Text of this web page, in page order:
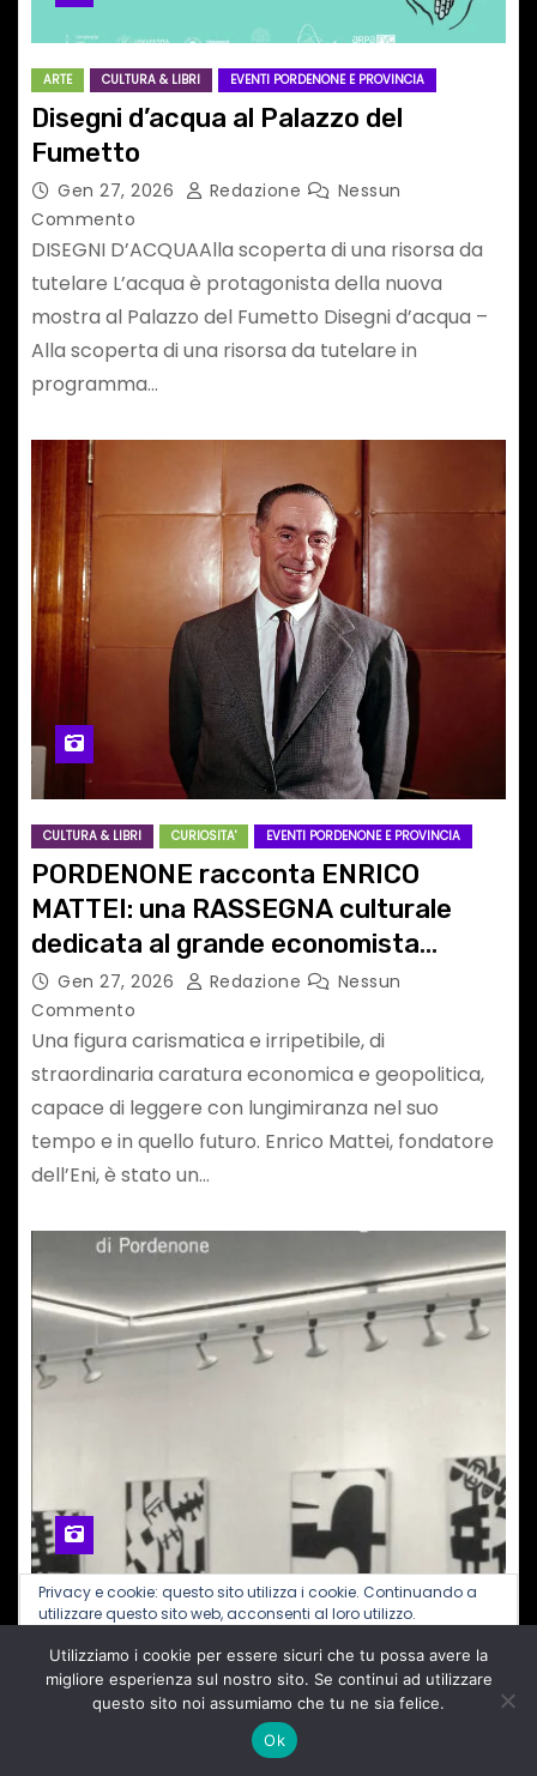
ARTE CULTURA & LIBRI EVENTI PORDENONE E PROVINCIA
Disegni d’acqua al Palazzo del
Fumetto
Gen 27, 2026 Redazione
Nessun
Commento
DISEGNI D’ACQUAAlla scoperta di una risorsa da
tutelare L’acqua è protagonista della nuova
mostra al Palazzo del Fumetto Disegni d’acqua –
Alla scoperta di una risorsa da tutelare in
programma…
CULTURA & LIBRI CURIOSITA' EVENTI PORDENONE E PROVINCIA
PORDENONE racconta ENRICO
MATTEI: una RASSEGNA culturale
dedicata al grande economista
all’IRSE dal 5 al 19 febbraio
Gen 27, 2026 Redazione
Nessun
Commento
Una figura carismatica e irripetibile, di
straordinaria caratura economica e geopolitica,
capace di leggere con lungimiranza nel suo
tempo e in quello futuro. Enrico Mattei, fondatore
dell’Eni, è stato un…
ARTE CULTURA & LIBRI EVENTI PORDENONE E PROVINCIA
PORDENONE, venerdì 30 gennaio
L’ARTE PER TUTTI, in ANTEPRIMA si
presenta la RACCOLTA DI SAGGI
ARTISTICI di Luciano PADOVESE
Utilizziamo i cookie per essere sicuri che tu possa avere la
migliore esperienza sul nostro sito. Se continui ad utilizzare
questo sito noi assumiamo che tu ne sia felice.
Ok
Privacy e cookie: questo sito utilizza i cookie. Continuando a
utilizzare questo sito web, acconsenti al loro utilizzo.
Per ulteriori informazioni, anche sul controllo dei cookie, leggi
qui:Informativa sui cookie